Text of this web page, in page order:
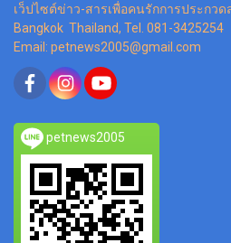
เว็ปไซต์ข่าว-สารเพื่อคนรักการประกว
Bangkok Thailand, Tel. 081-3425254
Email: petnews2005@gmail.com
petnews2005